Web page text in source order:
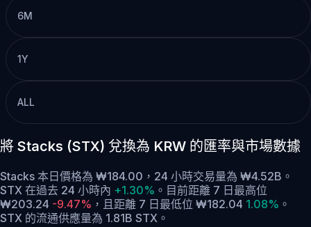
6M
1Y
ALL
將 Stacks (STX) 兌換為 KRW 的匯率與市場數據
Stacks 本日價格為 ₩184.00，24 小時交易量為 ₩4.52B。
STX 在過去 24 小時內 +1.30% 。 目前距離 7 日最高位
₩203.24 -9.47% ， 且距離 7 日最低位 ₩182.04 1.08% 。
STX 的流通供應量為 1.81B STX。